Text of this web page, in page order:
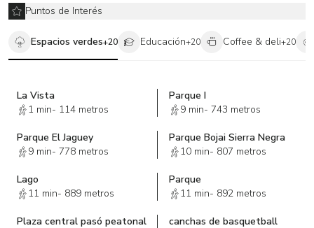
Puntos de Interés
Espacios verdes+20 Educación+20 Coffee & deli+20
La Vista
1 min- 114 metros
Parque I
9 min- 743 metros
Parque El Jaguey
9 min- 778 metros
Parque Bojai Sierra Negra
10 min- 807 metros
Lago
11 min- 889 metros
Parque
11 min- 892 metros
Plaza central pasó peatonal
canchas de basquetball